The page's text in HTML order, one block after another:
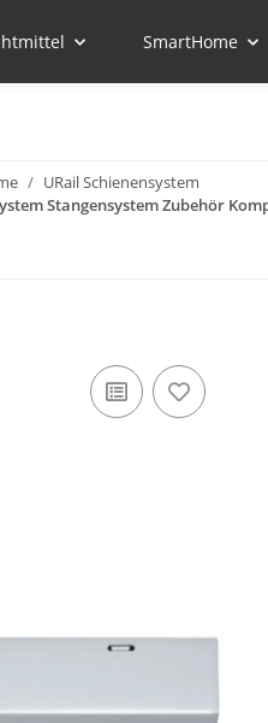
SmartHome
URail Schienensystem
Stangensystem Zubehör